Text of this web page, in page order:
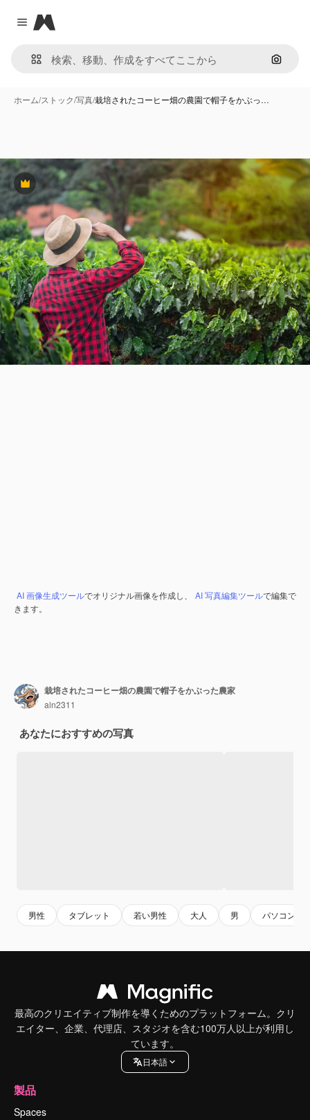
Close menu
Magnific
画像で
ホーム/ストック/写真/栽培されたコーヒー畑の農園で帽子をかぶっ…
Premium
AI 画像生成ツールでオリジナル画像を作成し、 AI 写真編集ツールで編集で
きます。
栽培されたコーヒー畑の農園で帽子をかぶった農家
aln2311
あなたにおすすめの写真
男性 タブレット 若い男性 大人 男 パソコン
最高のクリエイティブ制作を導くためのプラットフォーム。クリ
エイター、企業、代理店、スタジオを含む100万人以上が利用し
ています。
日本語
製品
Spaces